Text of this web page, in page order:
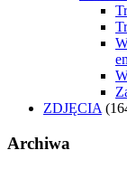
ZDJĘCIA
Archiwa